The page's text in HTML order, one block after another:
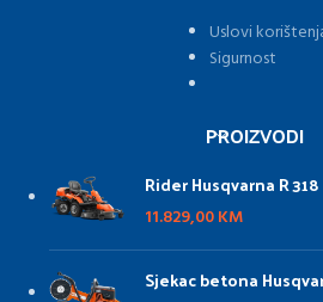
Uslovi
Sigurnost
PROIZVODI
Rider Husqvarna R 318
11.829,00KM
Sjekac betona